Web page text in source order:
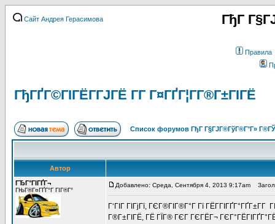
Сайт Андрея Герасимова ГђГ
Правила
ГђГҐГ©ГІГЁГ­ГЈГЁ Г­Г Г¤ГҐГ¦Г­Г®Г±ГІГЁ
Список форумов ГђГ Г§ГЈГ®ГўГ®Г°Г»
Автор
ГЂГ°ГІГҐГ¬
ГЊГ®Г¤ГҐГ°Г ГІГ®Г°
Добавлено: Среда, Сентября 4, 2013 9:17am
Г‘ГІГ ГІГјГї, ГЄГ®ГІГ®Г°Г Гї
Г®Г±ГІГЁ, ГЁ ГЇГ® ГЄГ ГЄГЁГ¬